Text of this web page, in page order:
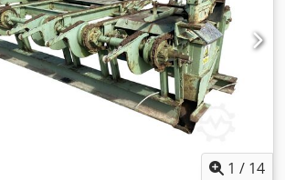
11 kW -
8,6 kW - Fremføringshastighed: 90
121 SAV - Stammedægningsmåling -
mm - Hydraulisk føringsslag - Manuel
- Stammeanløftning - Integreret
kW - Tromle til kabeloprulning
x 2,4 x 2,4 m Vægt: 12.000 kg
1 / 14